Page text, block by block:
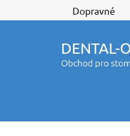
na
Dopravné